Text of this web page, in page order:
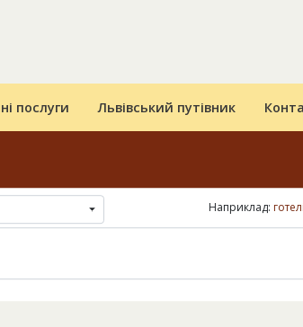
послуги Львівський путівник
Наприклад: